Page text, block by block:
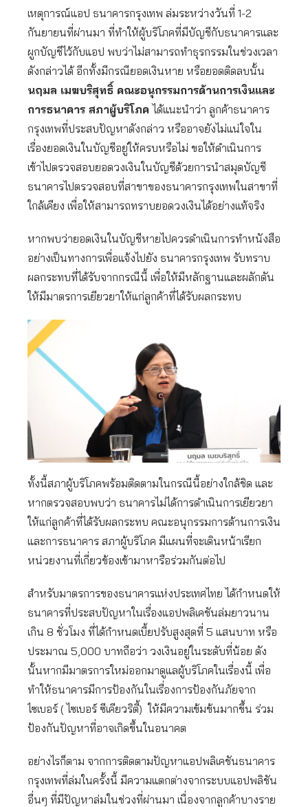
เหตุการณ์แอป ธนาคารกรุงเทพ ล่มระหว่างวันที่ 1-2
กันยายนที่ผ่านมา ที่ทำให้ผู้บริโภคที่มีบัญชีกับธนาคารและ
ผูกบัญชีไว้กับแอป พบว่าไม่สามารถทำธุรกรรมในช่วงเวลา
ดังกล่าวได้ อีกทั้งมีกรณียอดเงินหาย หรือยอดติดลบนั้น
นฤมล เมฆบริสุทธิ์ คณะอนุกรรมการด้านการเงินและ
การธนาคาร สภาผู้บริโภคได้แนะนำว่า ลูกค้าธนาคาร
กรุงเทพที่ประสบปัญหาดังกล่าว หรืออาจยังไม่แน่ใจใน
เรื่องยอดเงินในบัญชีอยู่ให้ครบหรือไม่ ขอให้ดำเนินการ
เข้าไปตรวจสอบยอดวงเงินในบัญชีด้วยการนำสมุดบัญชี
ธนาคารไปตรวจสอบที่สาขาของธนาคารกรุงเทพในสาขาที่
ใกล้เคียง เพื่อให้สามารถทราบยอดวงเงินได้อย่างแท้จริง
หากพบว่ายอดเงินในบัญชีหายไปควรดำเนินการทำหนังสือ
อย่างเป็นทางการเพื่อแจ้งไปยัง ธนาคารกรุงเทพ รับทราบ
ผลกระทบที่ได้รับจากกรณีนี้ เพื่อให้มีหลักฐานและผลักดัน
ให้มีมาตรการเยียวยาให้แก่ลูกค้าที่ได้รับผลกระทบ
ทั้งนี้สภาผู้บริโภคพร้อมติดตามในกรณีนี้อย่างใกล้ชิด และ
หากตรวจสอบพบว่า ธนาคารไม่ได้การดำเนินการเยียวยา
ให้แก่ลูกค้าที่ได้รับผลกระทบ คณะอนุกรรมการด้านการเงิน
และการธนาคาร สภาผู้บริโภค มีแผนที่จะเดินหน้าเรียก
หน่วยงานที่เกี่ยวข้องเข้ามาหารือร่วมกันต่อไป
สำหรับมาตรการของธนาคารแห่งประเทศไทย ได้กำหนดให้
ธนาคารที่ประสบปัญหาในเรื่องแอปพลิเคชันล่มยาวนาน
เกิน 8 ชั่วโมง ที่ได้กำหนดเบี้ยปรับสูงสุดที่ 5 แสนบาท หรือ
ประมาณ 5,000 บาทถือว่า วงเงินอยู่ในระดับที่น้อย ดัง
นั้นหากมีมาตรการใหม่ออกมาดูแลผู้บริโภคในเรื่องนี้ เพื่อ
ทำให้ธนาคารมีการป้องกันในเรื่องการป้องกันภัยจาก
ไซเบอร์ ( ไซเบอร์ ซีเคียวริตี้) ให้มีความเข้มข้นมากขึ้น ร่วม
ป้องกันปัญหาที่อาจเกิดขึ้นในอนาคต
อย่างไรก็ตาม จากการติดตามปัญหาแอปพลิเคชันธนาคาร
กรุงเทพที่ล่มในครั้งนี้ มีความแตกต่างจากระบบแอปพลิชัน
อื่นๆ ที่มีปัญหาล่มในช่วงที่ผ่านมา เนื่องจากลูกค้าบางราย